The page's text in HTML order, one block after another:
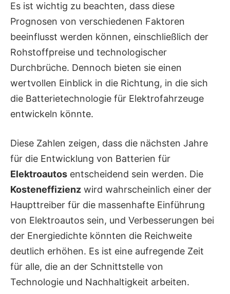
Es ist wichtig zu beachten, dass diese
Prognosen von verschiedenen Faktoren
beeinflusst werden können, einschließlich der
Rohstoffpreise und technologischer
Durchbrüche. Dennoch bieten sie einen
wertvollen Einblick in die Richtung, in die sich
die Batterietechnologie für Elektrofahrzeuge
entwickeln könnte.
Diese Zahlen zeigen, dass die nächsten Jahre
für die Entwicklung von Batterien für
Elektroautos entscheidend sein werden. Die
Kosteneffizienz wird wahrscheinlich einer der
Haupttreiber für die massenhafte Einführung
von Elektroautos sein, und Verbesserungen bei
der Energiedichte könnten die Reichweite
deutlich erhöhen. Es ist eine aufregende Zeit
für alle, die an der Schnittstelle von
Technologie und Nachhaltigkeit arbeiten.